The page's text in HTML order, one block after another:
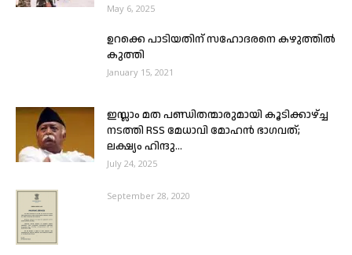
May 6, 2025
ഉറക്കെ പാടിയതിന് സഹോദരനെ കഴുത്തിൽ
കുത്തി
January 15, 2021
ഇസ്ലാം മത പണ്ഡിതന്മാരുമായി കൂടിക്കാഴ്ച്ച
നടത്തി RSS മേധാവി മോഹൻ ഭാഗവത്;
ലക്ഷ്യം ഹിന്ദു...
July 24, 2025
September 28, 2020